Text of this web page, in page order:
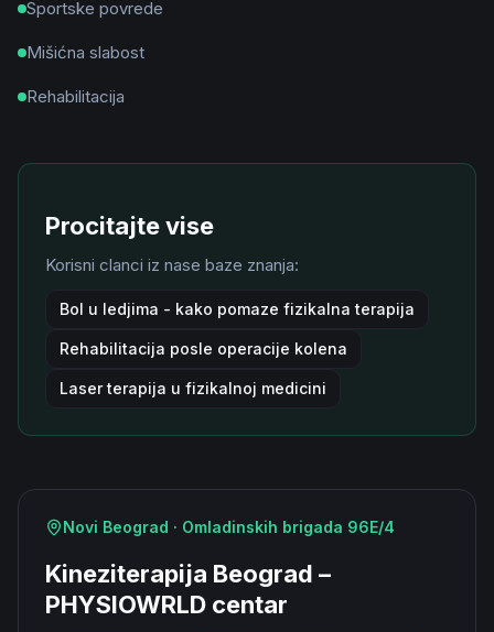
Sportske povrede
Mišićna slabost
Rehabilitacija
Procitajte vise
Korisni clanci iz nase baze znanja:
Bol u ledjima - kako pomaze fizikalna terapija
Rehabilitacija posle operacije kolena
Laser terapija u fizikalnoj medicini
Novi Beograd · Omladinskih brigada 96E/4
Kineziterapija Beograd –
PHYSIOWRLD centar